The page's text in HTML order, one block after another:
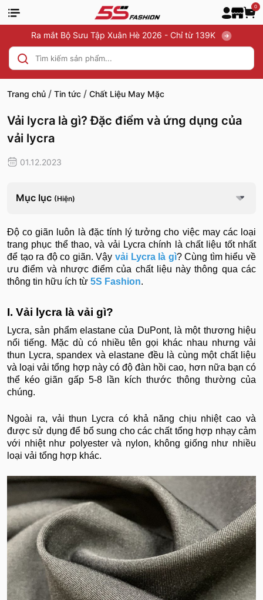
0
Ra mắt Bộ Sưu Tập Xuân Hè 2026 - Chỉ từ 139K
Trang chủ / Tin tức / Chất Liệu May Mặc
Vải lycra là gì? Đặc điểm và ứng dụng của
vải lycra
01.12.2023
Mục lục (Hiện)
Độ co giãn luôn là đặc tính lý tưởng cho việc may các loại
trang phục thể thao, và vải Lycra chính là chất liệu tốt nhất
để tạo ra độ co giãn. Vậy vải Lycra là gì? Cùng tìm hiểu về
ưu điểm và nhược điểm của chất liệu này thông qua các
thông tin hữu ích từ 5S Fashion.
I. Vải lycra là vải gì?
Lycra, sản phẩm elastane của DuPont, là một thương hiệu
nổi tiếng. Mặc dù có nhiều tên gọi khác nhau nhưng vải
thun Lycra, spandex và elastane đều là cùng một chất liệu
và loại vải tổng hợp này có độ đàn hồi cao, hơn nữa bạn có
thể kéo giãn gấp 5-8 lần kích thước thông thường của
chúng.
Ngoài ra, vải thun Lycra có khả năng chịu nhiệt cao và
được sử dụng để bổ sung cho các chất tổng hợp nhạy cảm
với nhiệt như polyester và nylon, không giống như nhiều
loại vải tổng hợp khác.